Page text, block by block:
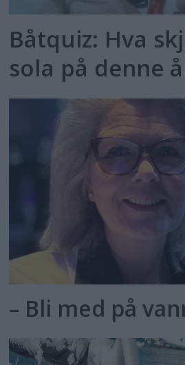
Båtquiz: Hva
sola på denne
– Bli med på